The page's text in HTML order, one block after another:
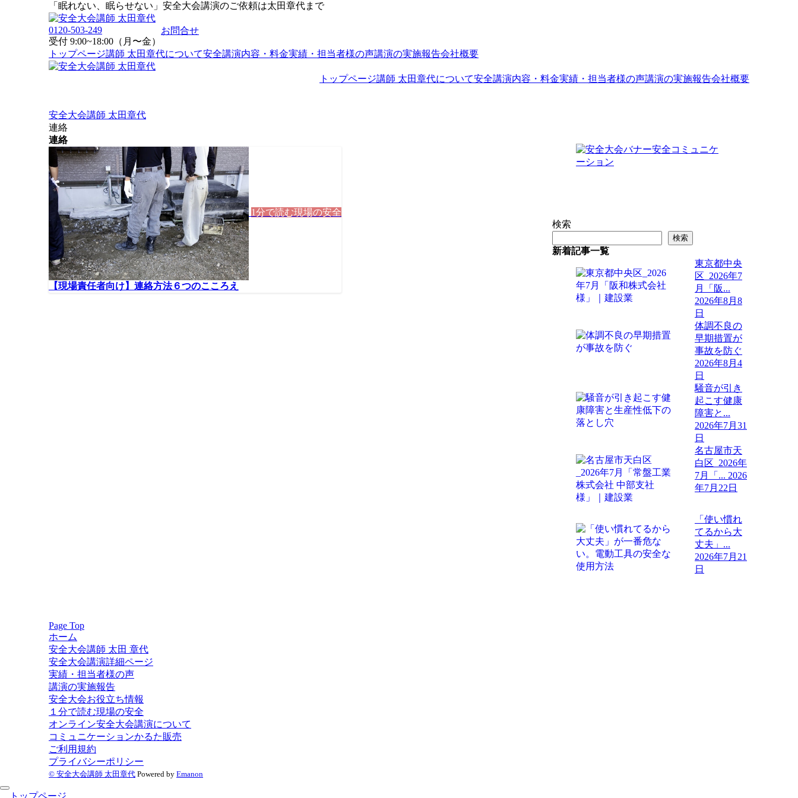
「眠れない、眠らせない」安全大会講演のご依頼は太田章代まで
0120-503-249
受付 9:00~18:00（月〜金）
お問合せ
トップページ講師 太田章代について安全講演内容・料金実績・担当者様の声講演の実施報告会社概要
トップページ講師 太田章代について安全講演内容・料金実績・担当者様の声講演の実施報告会社概要
安全大会講師 太田章代
連絡
連絡
1分で読む現場の安全
【現場責任者向け】連絡方法６つのこころえ
検索
検索
新着記事一覧
東京都中央
区_2026年7
月「阪...
2026年8月8
日
体調不良の
早期措置が
事故を防ぐ
2026年8月4
日
騒音が引き
起こす健康
障害と...
2026年7月31
日
名古屋市天
白区_2026年
7月「... 2026
年7月22日
「使い慣れ
てるから大
丈夫」...
2026年7月21
日
Page Top
ホーム
安全大会講師 太田 章代
安全大会講演詳細ページ
実績・担当者様の声
講演の実施報告
安全大会お役立ち情報
１分で読む現場の安全
オンライン安全大会講演について
コミュニケーションかるた販売
ご利用規約
プライバシーポリシー
© 安全大会講師 太田章代 Powered by Emanon
トップページ